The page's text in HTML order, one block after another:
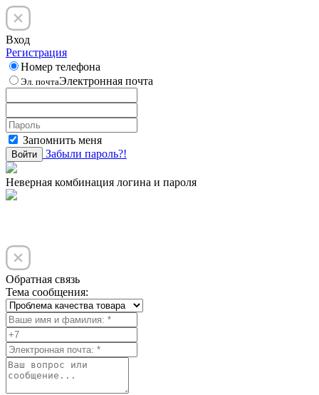
Вход
Регистрация
Номер телефона
Эл. почтаЭлектронная почта
Запомнить меня
Войти Забыли пароль?!
Неверная комбинация логина и пароля
Обратная связь
Тема сообщения: